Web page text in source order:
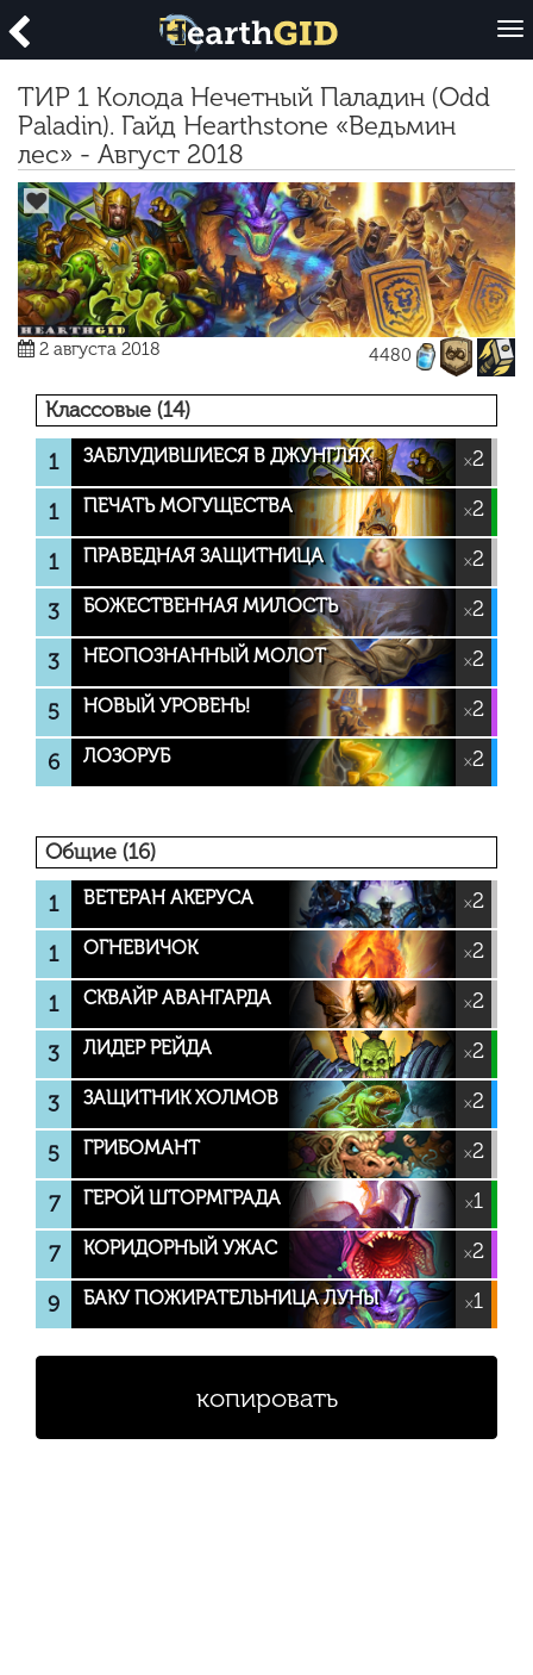
O
p
ТИР 1 Колода Нечетный Паладин (Odd
Paladin). Гайд Hearthstone «Ведьмин
лес» - Август 2018
2 августа 2018 4480
Классовые (14)
1
ЗАБЛУДИВШИЕСЯ В ДЖУНГЛЯХ ×2
1 ПЕЧАТЬ МОГУЩЕСТВА ×2
1 ПРАВЕДНАЯ ЗАЩИТНИЦА ×2
3 БОЖЕСТВЕННАЯ МИЛОСТЬ ×2
3 НЕОПОЗНАННЫЙ МОЛОТ ×2
5 НОВЫЙ УРОВЕНЬ! ×2
6 ЛОЗОРУБ ×2
Общие (16)
1
ВЕТЕРАН АКЕРУСА ×2
1 ОГНЕВИЧОК ×2
1 СКВАЙР АВАНГАРДА ×2
3 ЛИДЕР РЕЙДА ×2
3 ЗАЩИТНИК ХОЛМОВ ×2
5 ГРИБОМАНТ ×2
7 ГЕРОЙ ШТОРМГРАДА ×1
7 КОРИДОРНЫЙ УЖАС ×2
9 БАКУ ПОЖИРАТЕЛЬНИЦА ЛУНЫ ×1
копировать